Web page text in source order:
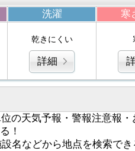
洗濯 寒
乾きにくい
詳細
の天気予報・警報注意報・
！
名などから地点を検索でき